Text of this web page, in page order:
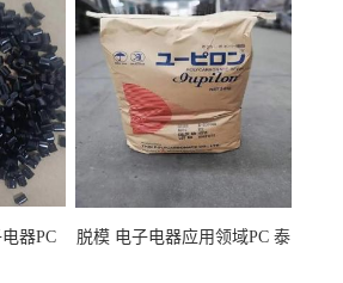
器PC
脱模 电子电器应用领域PC 泰